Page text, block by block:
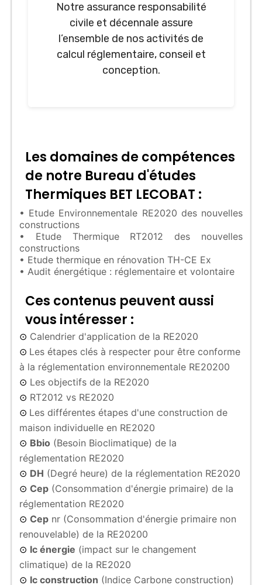
Notre assurance responsabilité
civile et décennale assure
l’ensemble de nos activités de
calcul réglementaire, conseil et
conception.
Les domaines de compétences
de notre Bureau d'études
Thermiques BET LECOBAT :
• Etude Environnementale RE2020 des nouvelles
constructions
• Etude Thermique RT2012 des nouvelles
constructions
• Etude thermique en rénovation TH-CE Ex
• Audit énergétique : réglementaire et volontaire
Ces contenus peuvent aussi
vous intéresser :
⊙ Calendrier d'application de la RE2020
⊙ Les étapes clés à respecter pour être conforme
à la réglementation environnementale RE20200
⊙ Les objectifs de la RE2020
⊙ RT2012 vs RE2020
⊙ Les différentes étapes d'une construction de
maison individuelle en RE2020
⊙ Bbio (Besoin Bioclimatique) de la
réglementation RE2020
⊙ DH (Degré heure) de la réglementation RE2020
⊙ Cep (Consommation d'énergie primaire) de la
réglementation RE2020
⊙ Cep nr (Consommation d'énergie primaire non
renouvelable) de la RE20200
⊙ Ic énergie (impact sur le changement
climatique) de la RE2020
⊙ Ic construction (Indice Carbone construction)